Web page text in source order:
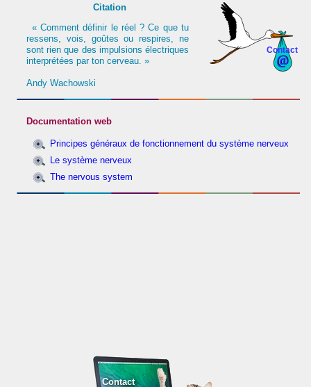
Contact
Citation
« Comment définir le réel ? Ce que tu
ressens, vois, goûtes ou respires, ne
sont rien que des impulsions électriques
interprétées par ton cerveau. »
Andy Wachowski
Documentation web
Principes généraux de fonctionnement du système nerveux
Le système nerveux
The nervous system
Contact